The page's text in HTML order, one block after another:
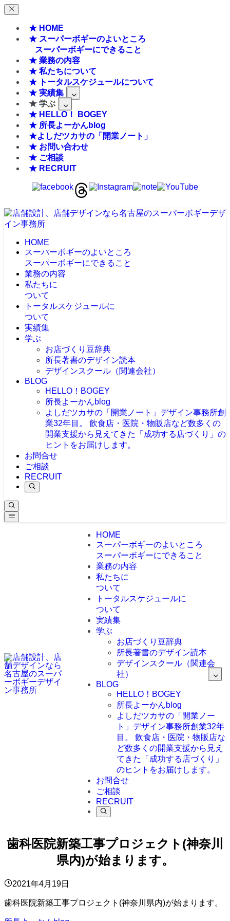
★ HOME
★ スーパーボギーのよいところ
スーパーボギーにできること
★ 業務の内容
★ 私たちについて
★ トータルスケジュールについて
★ 実績集
★ 学ぶ
★ HELLO！ BOGEY
★ 所長よーかんblog
★よしだツカサの「開業ノート」
★ お問い合わせ
★ ご相談
★ RECRUIT
HOME
スーパーボギーのよいところ
スーパーボギーにできること
業務の内容
私たちに
ついて
トータルスケジュールに
ついて
実績集
学ぶ
お店づくり豆辞典
所長著書のデザイン読本
デザインスクール（関連会社）
BLOG
HELLO！BOGEY
所長よーかんblog
よしだツカサの「開業ノート」 デザイン事務所創
業32年目。 飲食店・医院・物販店など数多くの
開業支援から見えてきた「成功する店づくり」の
ヒントをお届けします。
お問合せ
ご相談
RECRUIT
HOME
スーパーボギーのよいところ
スーパーボギーにできること
業務の内容
私たちに
ついて
トータルスケジュールに
ついて
実績集
学ぶ
お店づくり豆辞典
所長著書のデザイン読本
デザインスクール（関連会
社）
BLOG
HELLO！BOGEY
所長よーかんblog
よしだツカサの「開業ノー
ト」 デザイン事務所創業32年
目。 飲食店・医院・物販店な
ど数多くの開業支援から見え
てきた「成功する店づくり」
のヒントをお届けします。
お問合せ
ご相談
RECRUIT
歯科医院新築工事プロジェクト(神奈川
県内)が始まります。
2021年4月19日
歯科医院新築工事プロジェクト(神奈川県内)が始まります。